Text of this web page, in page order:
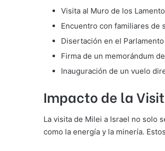
Visita al Muro de los
Encuentro con familiares de
Disertación en el
Firma de un memorándum
Inauguración de un vuelo
Impacto de la
La visita de Milei a Israel no solo
como la energía y la minería.